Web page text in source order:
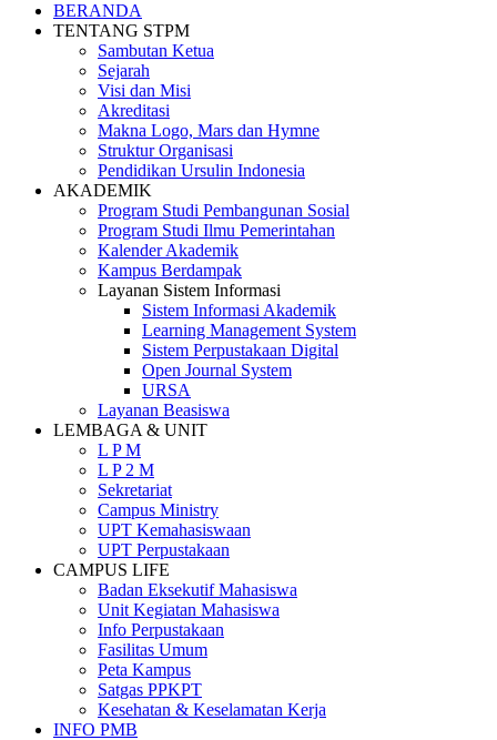
BERANDA
TENTANG STPM
Sambutan Ketua
Sejarah
Visi dan Misi
Akreditasi
Makna Logo, Mars dan Hymne
Struktur Organisasi
Pendidikan Ursulin Indonesia
AKADEMIK
Program Studi Pembangunan Sosial
Program Studi Ilmu Pemerintahan
Kalender Akademik
Kampus Berdampak
Layanan Sistem Informasi
Sistem Informasi Akademik
Learning Management System
Sistem Perpustakaan Digital
Open Journal System
URSA
Layanan Beasiswa
LEMBAGA & UNIT
L P M
L P 2 M
Sekretariat
Campus Ministry
UPT Kemahasiswaan
UPT Perpustakaan
CAMPUS LIFE
Badan Eksekutif Mahasiswa
Unit Kegiatan Mahasiswa
Info Perpustakaan
Fasilitas Umum
Peta Kampus
Satgas PPKPT
Kesehatan & Keselamatan Kerja
INFO PMB